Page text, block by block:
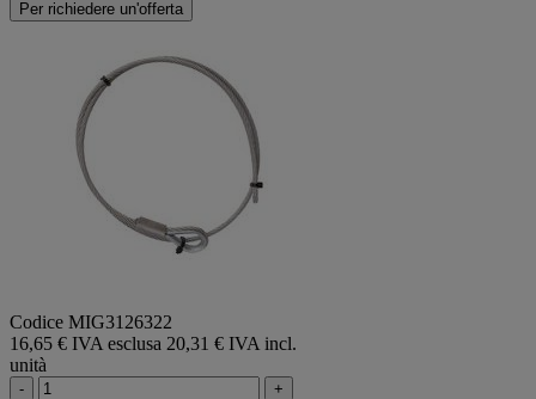
Per richiedere un'offerta
Codice MIG3126322
16,65 € IVA esclusa 20,31 € IVA incl.
unità
-
+